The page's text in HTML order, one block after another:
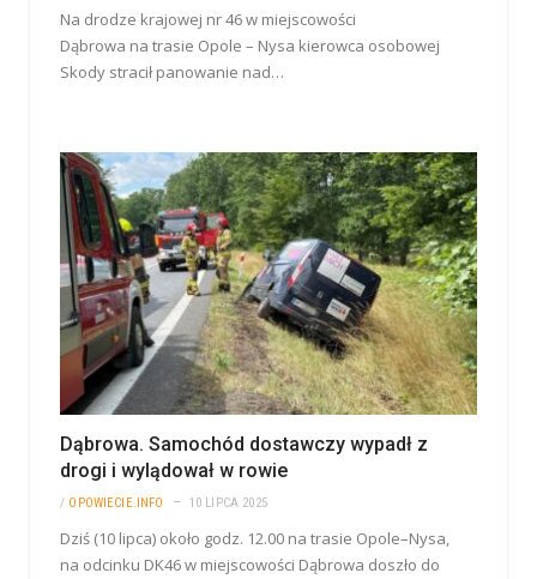
Na drodze krajowej nr 46 w miejscowości
Dąbrowa na trasie Opole – Nysa kierowca osobowej
Skody stracił panowanie nad…
Dąbrowa. Samochód dostawczy wypadł z
drogi i wylądował w rowie
/ OPOWIECIE.INFO 10 LIPCA 2025
Dziś (10 lipca) około godz. 12.00 na trasie Opole–Nysa,
na odcinku DK46 w miejscowości Dąbrowa doszło do